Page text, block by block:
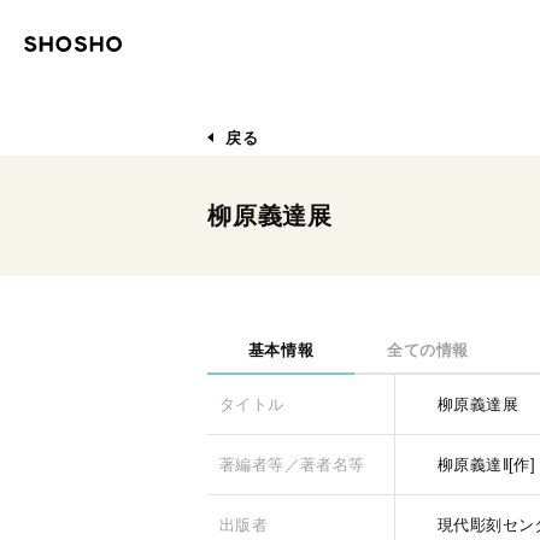
戻る
柳原義達展
基本情報 全ての情報
タイトル 柳原義達展
著編者等／著者名等 柳原義達‖[作]
出版者 現代彫刻セン